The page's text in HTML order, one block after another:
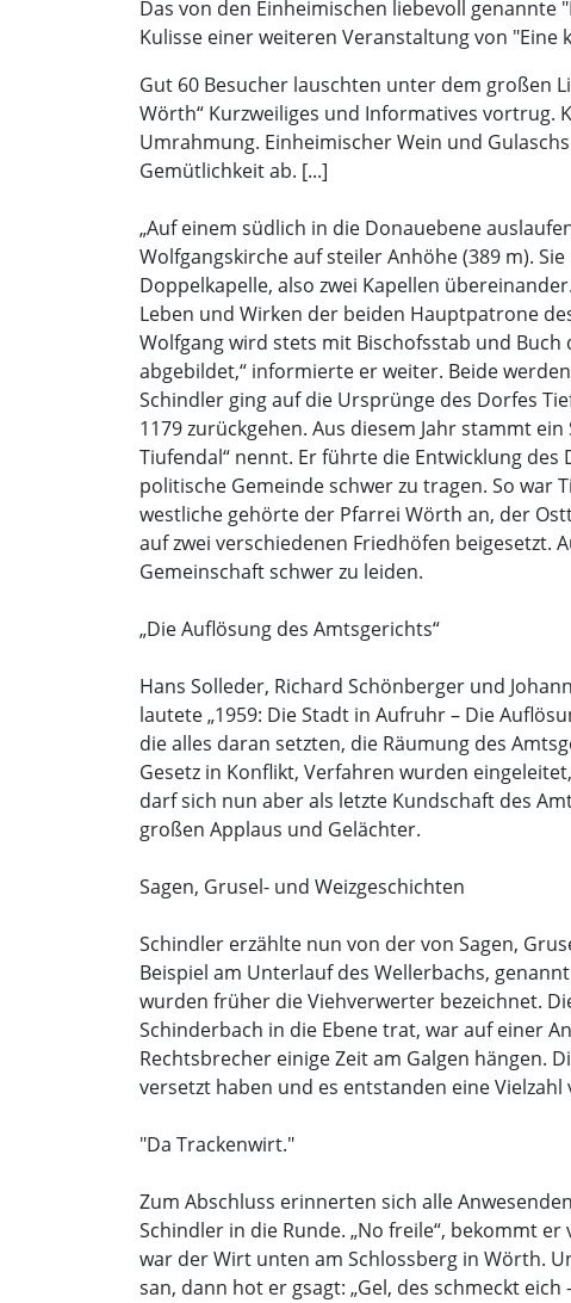
Das von den Einheimischen liebevoll
Kulisse einer weiteren Veranstaltung von
Gut 60 Besucher lauschten unter dem großen
Wörth“ Kurzweiliges und Informatives vortrug.
Umrahmung. Einheimischer Wein und
Gemütlichkeit ab. [...]
„Auf einem südlich in die Donauebene
Wolfgangskirche auf steiler Anhöhe (389 m).
Doppelkapelle, also zwei Kapellen
Leben und Wirken der beiden Hauptpatrone
Wolfgang wird stets mit Bischofsstab und
abgebildet,“ informierte er weiter. Beide
Schindler ging auf die Ursprünge des Dorfes
1179 zurückgehen. Aus diesem Jahr stammt
Tiufendal“ nennt. Er führte die Entwicklung
politische Gemeinde schwer zu tragen. So war
westliche gehörte der Pfarrei Wörth an, der
auf zwei verschiedenen Friedhöfen beigesetzt.
Gemeinschaft schwer zu leiden.
„Die Auflösung des Amtsgerichts“
Hans Solleder, Richard Schönberger und
lautete „1959: Die Stadt in Aufruhr – Die
die alles daran setzten, die Räumung des
Gesetz in Konflikt, Verfahren wurden
darf sich nun aber als letzte Kundschaft des
großen Applaus und Gelächter.
Sagen, Grusel- und Weizgeschichten
Schindler erzählte nun von der von Sagen,
Beispiel am Unterlauf des Wellerbachs,
wurden früher die Viehverwerter bezeichnet.
Schinderbach in die Ebene trat, war auf einer
Rechtsbrecher einige Zeit am Galgen hängen.
versetzt haben und es entstanden eine Vielzahl
"Da Trackenwirt."
Zum Abschluss erinnerten sich alle
Schindler in die Runde. „No freile“, bekommt
war der Wirt unten am Schlossberg in Wörth.
san, dann hot er gsagt: „Gel, des schmeckt eich